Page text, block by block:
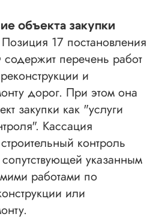
объекта закупки
Позиция 17 постановления
перечень работ
и
дорог. При этом она
закупки как "услуги
Кассация
контроль
сопутствующей указанным
работами по
или